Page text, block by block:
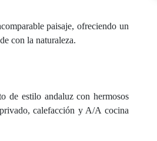
paisaje, ofreciendo un
con la naturaleza.
de estilo andaluz con hermosos
calefacción y A/A cocina